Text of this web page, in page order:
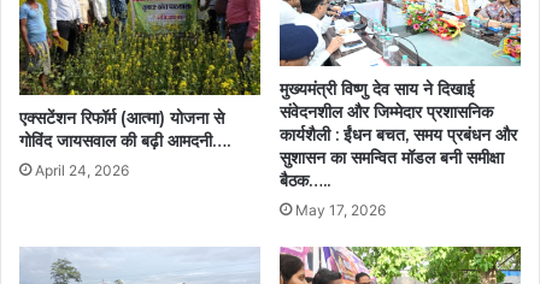
एक्सटेंशन रिफॉर्म (आत्मा) योजना से
गोविंद जायसवाल की बढ़ी आमदनी….
April 24, 2026
मुख्यमंत्री विष्णु देव साय ने दिखाई
संवेदनशील और जिम्मेदार प्रशासनिक
कार्यशैली : ईंधन बचत, समय प्रबंधन और
सुशासन का समन्वित मॉडल बनी समीक्षा
बैठक…..
May 17, 2026